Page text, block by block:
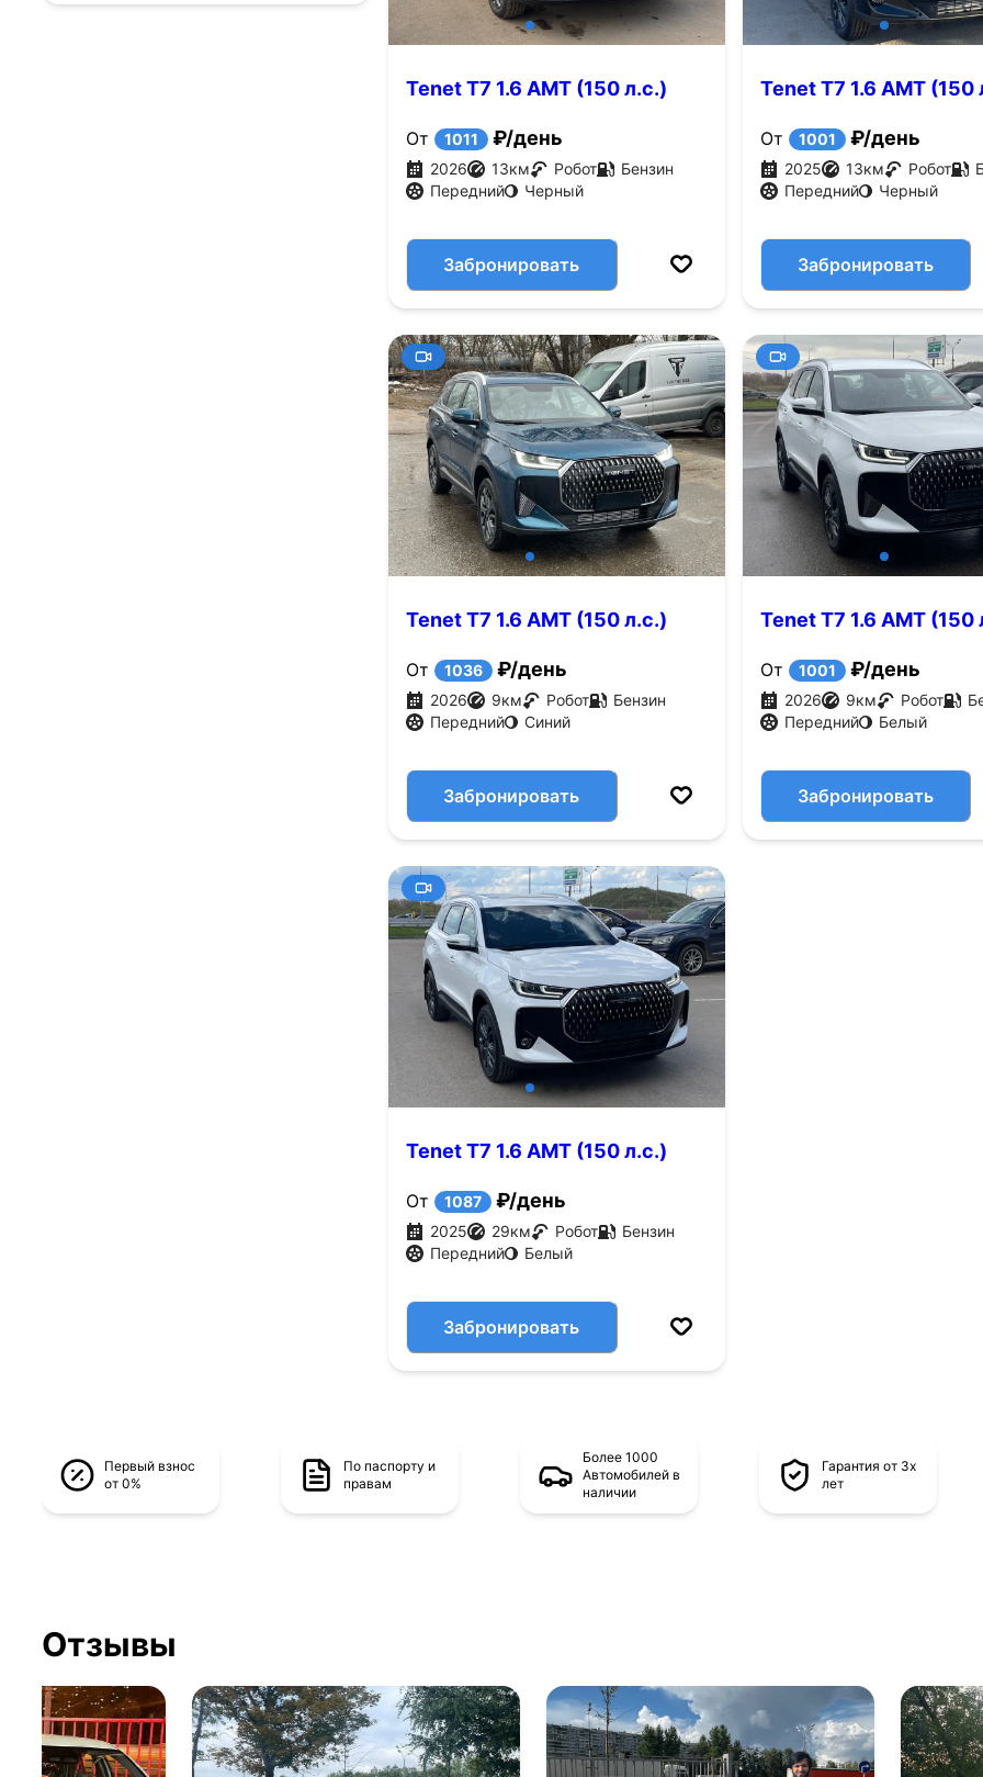
Tenet T7 1.6 AMT (150 л.с.)
От 1011 ₽/день
2026 13км Робот
Бензин
Передний
Черный
Забронировать
Tenet T7 1.6 AMT (150
От 1001 ₽/день
2025 13км Робот
Передний
Черный
Забронировать
Tenet T7 1.6 AMT (150 л.с.)
От 1036 ₽/день
2026 9км Робот
Бензин
Передний
Синий
Забронировать
Tenet T7 1.6 AMT (150
От 1001 ₽/день
2026 9км Робот
Передний
Белый
Забронировать
Tenet T7 1.6 AMT (150 л.с.)
От 1087 ₽/день
2025 29км Робот
Бензин
Передний
Белый
Забронировать
Первый взнос
от 0%
По паспорту и
правам
Более 1000
Автомобилей в
наличии
Гарантия от 3х
лет
Отзывы